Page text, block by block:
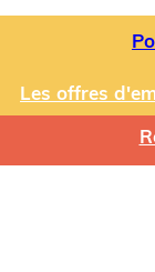
Les offres